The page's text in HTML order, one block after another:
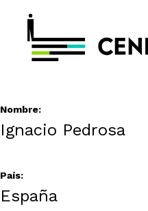
Nombre:
Ignacio Pedrosa
País:
España